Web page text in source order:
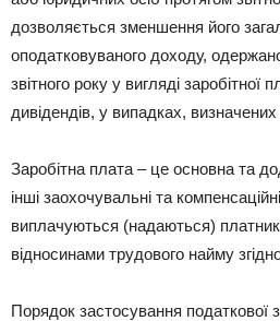
дозволяється зменшення його
оподатковуваного доходу,
звітного року у вигляді заробітної
дивідендів, у випадках,
Заробітна плата – це основна та
інші заохочувальні та
виплачуються (надаються)
відносинами трудового найму
Порядок застосування податкової